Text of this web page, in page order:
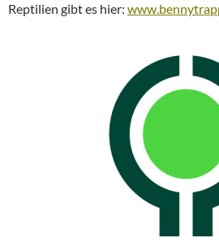
Reptilien gibt es hier: